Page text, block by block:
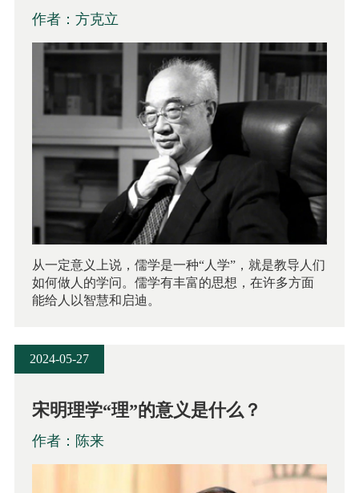
作者：方克立
从一定意义上说，儒学是一种“人学”，就是教导人们
如何做人的学问。儒学有丰富的思想，在许多方面
能给人以智慧和启迪。
2024-05-27
宋明理学“理”的意义是什么？
作者：陈来